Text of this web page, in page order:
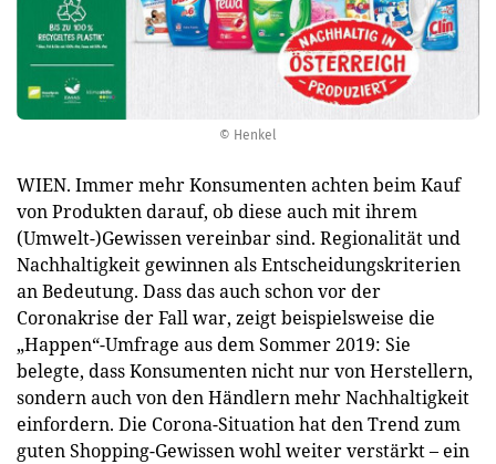
© Henkel
WIEN. Immer mehr Konsumenten achten beim Kauf
von Produkten darauf, ob diese auch mit ihrem
(Umwelt-)Gewissen vereinbar sind. Regionalität und
Nachhaltigkeit gewinnen als Entscheidungskriterien
an Bedeutung. Dass das auch schon vor der
Coronakrise der Fall war, zeigt beispielsweise die
„Happen“-Umfrage aus dem Sommer 2019: Sie
belegte, dass Konsumenten nicht nur von Herstellern,
sondern auch von den Händlern mehr Nachhaltigkeit
einfordern. Die Corona-Situation hat den Trend zum
guten Shopping-Gewissen wohl weiter verstärkt – ein